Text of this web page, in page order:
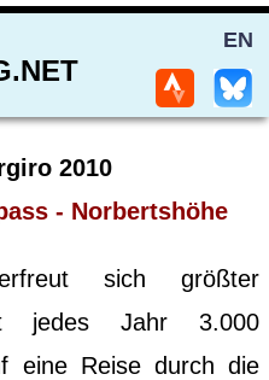
EN
2010
- Norbertshöhe
sich größter
jedes Jahr 3.000
eine Reise durch die